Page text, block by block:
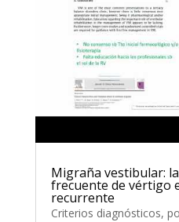
Migraña vestibular:
frecuente de vértigo
recurrente
Criterios diagnósticos,